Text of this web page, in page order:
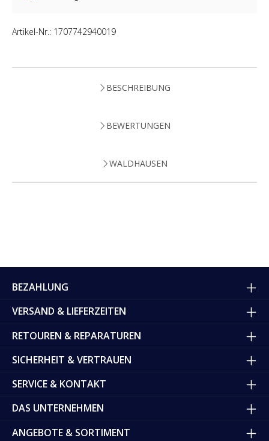
Artikel-Nr.: 1707742940019
BESCHREIBUNG
BEWERTUNGEN
WALDHAUSEN
BEZAHLUNG
VERSAND & LIEFERZEITEN
RETOUREN & REPARATUREN
SICHERHEIT & VERTRAUEN
SERVICE & KONTAKT
DAS UNTERNEHMEN
ANGEBOTE & SORTIMENT